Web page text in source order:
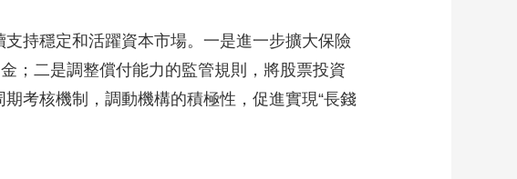
球 網球 綜合體育 亞冬會
持穩定和活躍資本市場。 一是進一步擴大保險
； 二是調整償付能力的監管規則，將股票投資
考核機制，調動機構的積極性，促進實現“長錢